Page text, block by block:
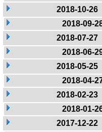
2018-10-26
2018-09-
2018-07-27
2018-06-
2018-05-25
2018-04-
2018-02-23
2018-01-
2017-12-22